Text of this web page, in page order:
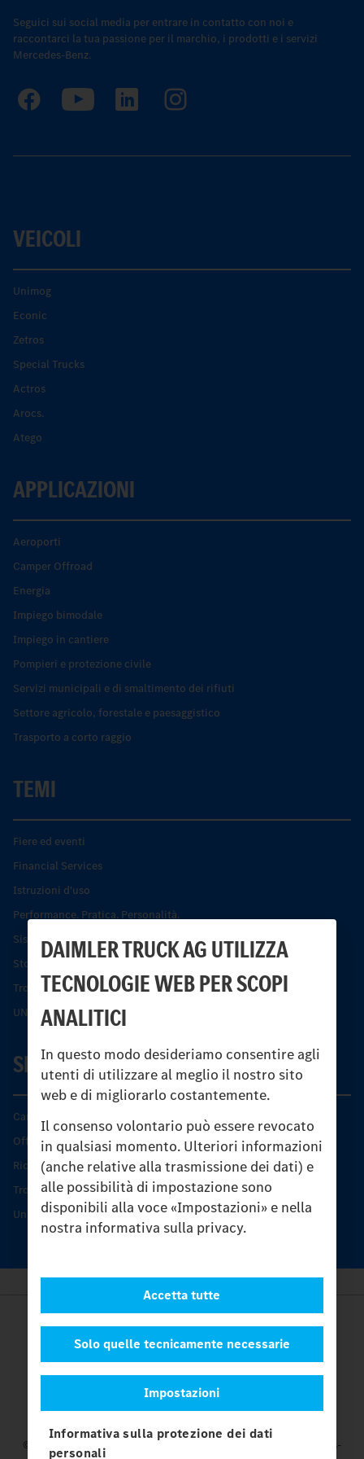
DAIMLER TRUCK AG UTILIZZA
TECNOLOGIE WEB PER SCOPI
ANALITICI
In questo modo desideriamo consentire agli
utenti di utilizzare al meglio il nostro sito
web e di migliorarlo costantemente.
Il consenso volontario può essere revocato
in qualsiasi momento. Ulteriori informazioni
(anche relative alla trasmissione dei dati) e
alle possibilità di impostazione sono
disponibili alla voce «Impostazioni» e nella
nostra informativa sulla privacy.
Impostazioni
Solo quelle tecnicamente necessarie
Accetta tutte
Informativa sulla protezione dei dati
personali
Seguici sui social media per entrare in contatto con noi e
raccontarci la tua passione per il marchio, i prodotti e i servizi
Mercedes-Benz.
VEICOLI
Unimog
Econic
Zetros
Special Trucks
Actros
Arocs.
Atego
APPLICAZIONI
Aeroporti
Camper Offroad
Energia
Impiego bimodale
Impiego in cantiere
Pompieri e protezione civile
Servizi municipali e di smaltimento dei rifiuti
Settore agricolo, forestale e paesaggistico
Trasporto a corto raggio
TEMI
Fiere ed eventi
Financial Services
Istruzioni d'uso
Performance. Pratica. Personalità.
Sistemi di assistenza alla guida e di sicurezza
Storia dell’Unimog
Trovare un partner
UNI-TOUCH®
SERVIZIO
Caratteristiche di prodotto
Offerta di servizio Unimog
Ricambi originali
Trovare un partner
Unimog Service Days
Provider
Legal Notice
Contatto
Cookies
Protezione dati
Impostazioni
© 2026 Daimler Truck AG. Tutti i diritti riservati.
e Mercedes-